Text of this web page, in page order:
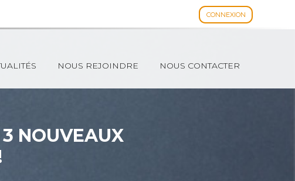
CONNEXION
NOUS REJOINDRE NOUS CONTACTER
NOUVEAUX